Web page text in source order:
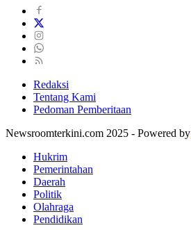
Redaksi
Tentang Kami
Pedoman Pemberitaan
Newsroomterkini.com 2025 - Powered by
Hukrim
Pemerintahan
Daerah
Politik
Olahraga
Pendidikan